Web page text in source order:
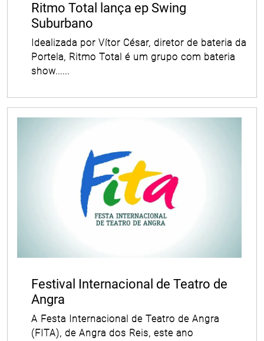
Ritmo Total lança ep Swing
Suburbano
Idealizada por Vítor César, diretor de bateria da
Portela, Ritmo Total é um grupo com bateria
show......
Festival Internacional de Teatro de
Angra
A Festa Internacional de Teatro de Angra
(FITA), de Angra dos Reis, este ano